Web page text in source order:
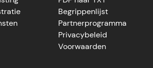
Begrippenlijst
Partnerprogramma
Privacybeleid
Voorwaarden